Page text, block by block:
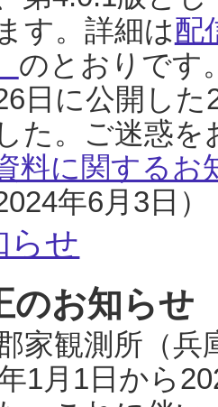
す。詳細は配
のとおりです
日に公開し
た。ご迷惑
料に関するお
年6月3日）
らせ
のお知らせ
家観測所（
1月1日から